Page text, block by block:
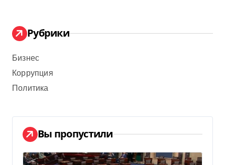
Рубрики
Бизнес
Коррупция
Политика
Вы пропустили